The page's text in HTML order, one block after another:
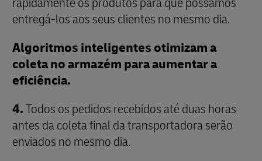
entregá-los aos seus clientes no mesmo dia.
Algoritmos inteligentes otimizam a
coleta no armazém para aumentar a
eficiência.
4.Todos os pedidos recebidos até duas horas
antes da coleta final da transportadora serão
enviados no mesmo dia.